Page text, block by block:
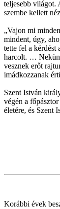
teljesebb világot.
szembe kellett
„Vajon mi
mindent, úgy,
tette fel a kérdést
harcolt. …
vesznek erőt
imádkozzanak
Szent István
végén a
életére, és Szent
Korábbi évek